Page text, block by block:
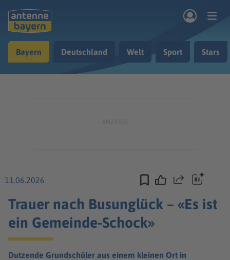
Musik & Radio
Bayern Deutschland Welt Sport Stars
11.06.2026 Teilen
Trauer nach Busunglück – «Es ist
ein Gemeinde-Schock»
Dutzende Grundschüler aus einem kleinen Ort in